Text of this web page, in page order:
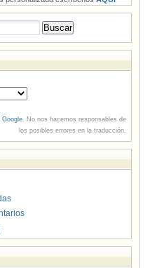
Google. No nos hacemos responsables de
los posibles errores en la traducción.